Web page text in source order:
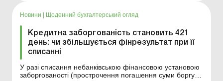
Новини Щоденний бухгалтерський огляд
Кредитна заборгованість становить 421
день: чи збільшується фінрезультат при її
списанні
У разі списання небанківською фінансовою установою
заборгованості (прострочення погашення суми боргу